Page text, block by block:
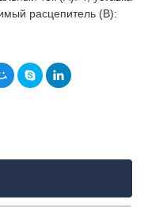
расцепитель (В):